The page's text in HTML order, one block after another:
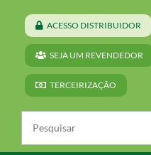
ACESSO DISTRIBUIDOR
SEJA UM REVENDEDOR
TERCEIRIZAÇÃO